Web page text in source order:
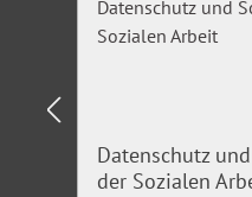
Datenschutz
der Sozialen